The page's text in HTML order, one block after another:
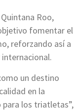
Roo,
fomentar el
reforzando así a
un destino
en la
para los triatletas”,